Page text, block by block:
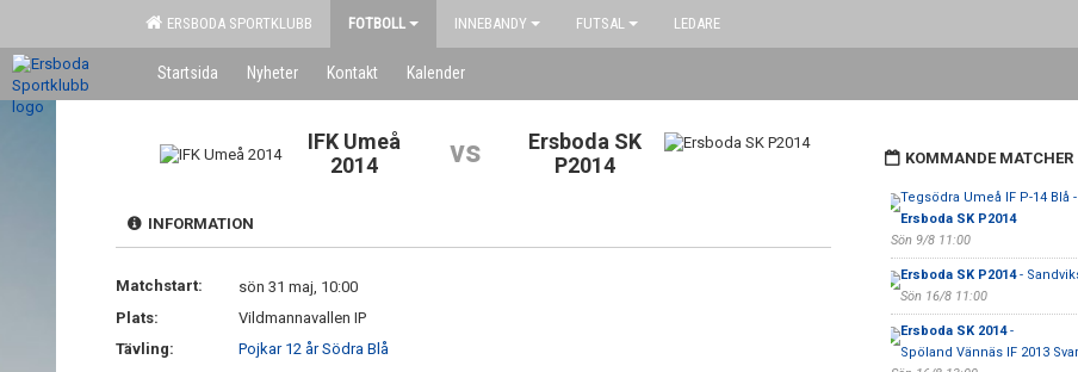
ERSBODA SPORTKLUBB FOTBOLL INNEBANDY FUTSAL LEDARE
Startsida Nyheter Kontakt Kalender
IFK Umeå
2014
vs
Ersboda SK
P2014
INFORMATION
Matchstart:
sön 31 maj, 10:00
Plats:
Vildmannavallen IP
Tävling:
Pojkar 12 år Södra Blå
KOMMANDE MATCHER
Tegsödra Umeå IF P-14 Blå -
Ersboda SK P2014
Sön 9/8 11:00
Ersboda SK P2014-
Sön 16/8 11:00
Ersboda SK 2014-
Spöland Vännäs IF 2013